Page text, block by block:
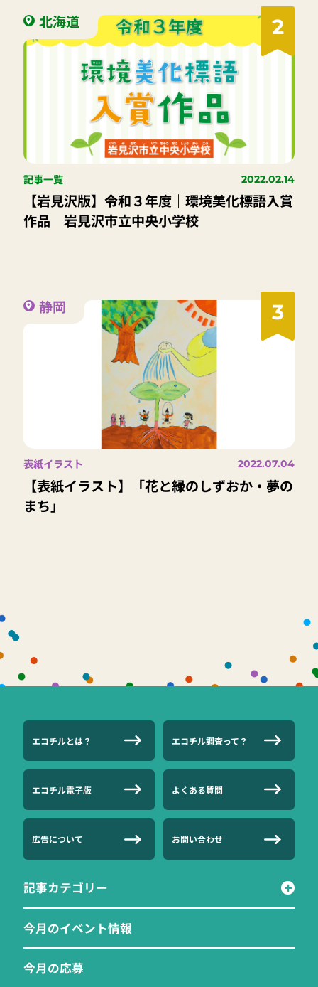
2
北海道
記事一覧 2022.02.14
【岩見沢版】令和３年度｜環境美化標語入賞
作品 岩見沢市立中央小学校
3
静岡
表紙イラスト 2022.07.04
【表紙イラスト】「花と緑のしずおか・夢の
まち」
エコチルとは？ エコチル調査って？
エコチル電子版 よくある質問
広告について お問い合わせ
記事カテゴリー
今月のイベント情報
今月の応募